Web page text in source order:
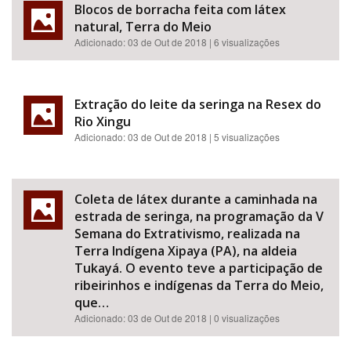
Blocos de borracha feita com látex
natural, Terra do Meio
Adicionado:03 de Out de 2018 | 6 visualizações
Extração do leite da seringa na Resex do
Rio Xingu
Adicionado:03 de Out de 2018 | 5 visualizações
Coleta de látex durante a caminhada na
estrada de seringa, na programação da V
Semana do Extrativismo, realizada na
Terra Indígena Xipaya (PA), na aldeia
Tukayá. O evento teve a participação de
ribeirinhos e indígenas da Terra do Meio,
que…
Adicionado:03 de Out de 2018 | 0 visualizações